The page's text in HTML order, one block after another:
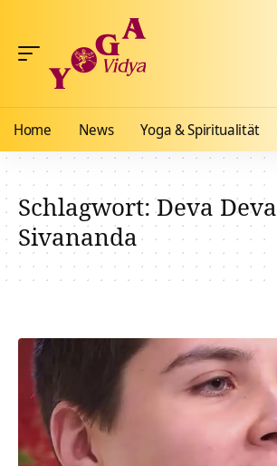
Home News Yoga & Spiritualität
Schlagwort:Deva Deva
Sivananda